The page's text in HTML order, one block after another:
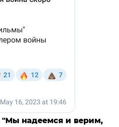
"Мы надеемся и верим,